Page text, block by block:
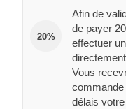
20%
Afin de
de payer
effectuer
Vous
délais